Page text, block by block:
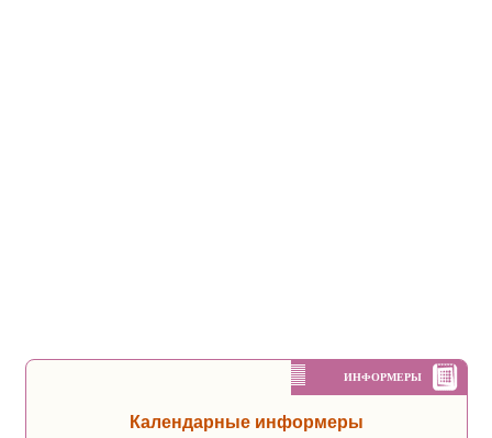
ИНФОРМЕРЫ
Календарные информеры